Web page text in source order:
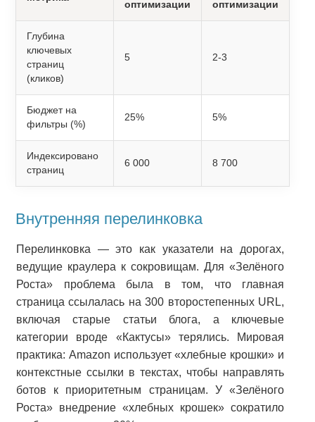
оптимизации
оптимизации
Глубина
ключевых
страниц
(кликов)
5 2-3
Бюджет на
фильтры (%)
25% 5%
Индексировано
страниц
6 000 8 700
Внутренняя перелинковка
Перелинковка — это как указатели на дорогах,
ведущие краулера к сокровищам. Для «Зелёного
Роста» проблема была в том, что главная
страница ссылалась на 300 второстепенных URL,
включая старые статьи блога, а ключевые
категории вроде «Кактусы» терялись. Мировая
практика: Amazon использует «хлебные крошки» и
контекстные ссылки в текстах, чтобы направлять
ботов к приоритетным страницам. У «Зелёного
Роста» внедрение «хлебных крошек» сократило